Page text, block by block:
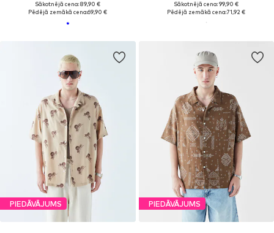
Sākotnējā cena: 89,90 €
Pēdējā zemākā cena:69,90 €
Sākotnējā cena: 99,90 €
Pēdējā zemākā cena:71,92 €
PIEDĀVĀJUMS PIEDĀVĀJUMS